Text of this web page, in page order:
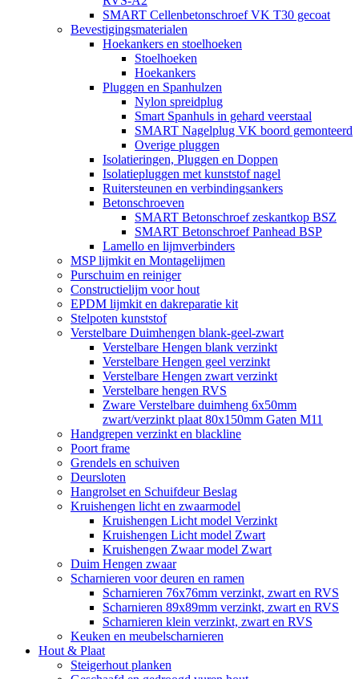
SMART Cellenbetonschroef VK T30 gecoat
Bevestigingsmaterialen
Hoekankers en stoelhoeken
Stoelhoeken
Hoekankers
Pluggen en Spanhulzen
Nylon spreidplug
Smart Spanhuls in gehard veerstaal
SMART Nagelplug VK boord gemonteerd
Overige pluggen
Isolatieringen, Pluggen en Doppen
Isolatiepluggen met kunststof nagel
Ruitersteunen en verbindingsankers
Betonschroeven
SMART Betonschroef zeskantkop BSZ
SMART Betonschroef Panhead BSP
Lamello en lijmverbinders
MSP lijmkit en Montagelijmen
Purschuim en reiniger
Constructielijm voor hout
EPDM lijmkit en dakreparatie kit
Stelpoten kunststof
Verstelbare Duimhengen blank-geel-zwart
Verstelbare Hengen blank verzinkt
Verstelbare Hengen geel verzinkt
Verstelbare Hengen zwart verzinkt
Verstelbare hengen RVS
Zware Verstelbare duimheng 6x50mm
zwart/verzinkt plaat 80x150mm Gaten M11
Handgrepen verzinkt en blackline
Poort frame
Grendels en schuiven
Deursloten
Hangrolset en Schuifdeur Beslag
Kruishengen licht en zwaarmodel
Kruishengen Licht model Verzinkt
Kruishengen Licht model Zwart
Kruishengen Zwaar model Zwart
Duim Hengen zwaar
Scharnieren voor deuren en ramen
Scharnieren 76x76mm verzinkt, zwart en RVS
Scharnieren 89x89mm verzinkt, zwart en RVS
Scharnieren klein verzinkt, zwart en RVS
Keuken en meubelscharnieren
Hout & Plaat
Steigerhout planken